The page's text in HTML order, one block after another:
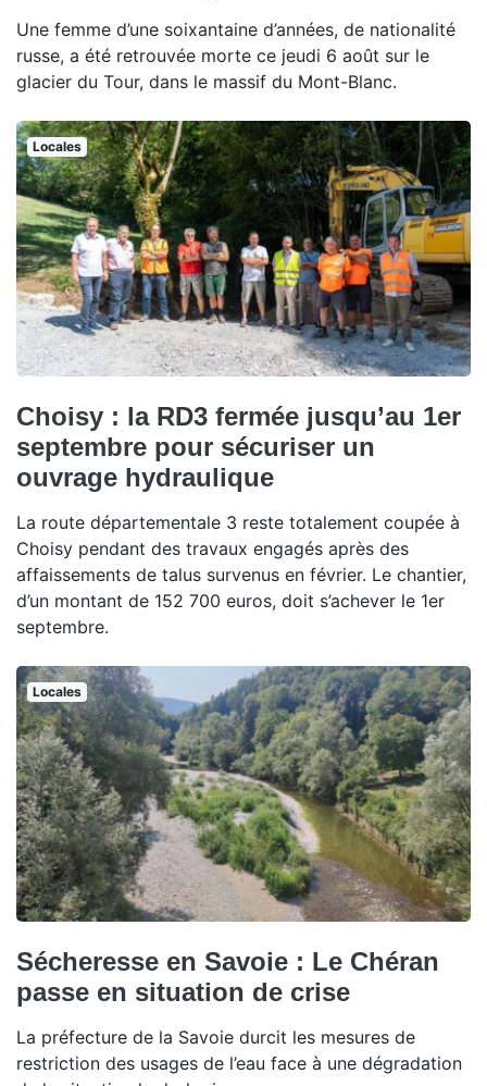
Une femme d’une soixantaine d’années, de nationalité
russe, a été retrouvée morte ce jeudi 6 août sur le
glacier du Tour, dans le massif du Mont-Blanc.
Locales
Choisy : la RD3 fermée jusqu’au 1er
septembre pour sécuriser un
ouvrage hydraulique
La route départementale 3 reste totalement coupée à
Choisy pendant des travaux engagés après des
affaissements de talus survenus en février. Le chantier,
d’un montant de 152 700 euros, doit s’achever le 1er
septembre.
Locales
Sécheresse en Savoie : Le Chéran
passe en situation de crise
La préfecture de la Savoie durcit les mesures de
restriction des usages de l’eau face à une dégradation